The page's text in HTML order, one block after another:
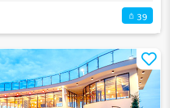
39